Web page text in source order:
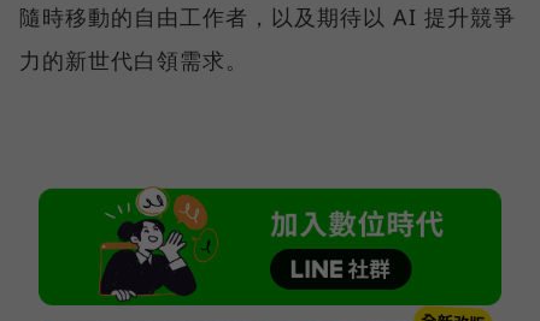
隨時移動的自由工作者，以及期待以 AI 提升競爭
力的新世代白領需求。